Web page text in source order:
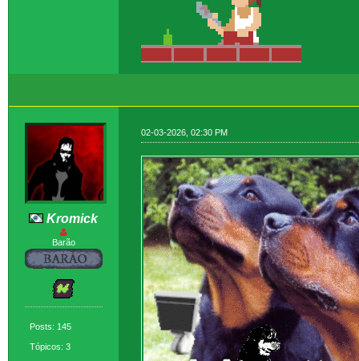
Kromick
Barão
Posts: 145
Tópicos: 3
02-03-2026, 02:30 PM